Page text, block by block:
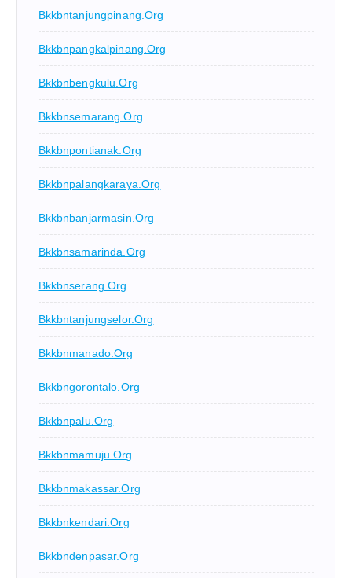
Bkkbntanjungpinang.org
Bkkbnpangkalpinang.org
Bkkbnbengkulu.org
Bkkbnsemarang.org
Bkkbnpontianak.org
Bkkbnpalangkaraya.org
Bkkbnbanjarmasin.org
Bkkbnsamarinda.org
Bkkbnserang.org
Bkkbntanjungselor.org
Bkkbnmanado.org
Bkkbngorontalo.org
Bkkbnpalu.org
Bkkbnmamuju.org
Bkkbnmakassar.org
Bkkbnkendari.org
Bkkbndenpasar.org